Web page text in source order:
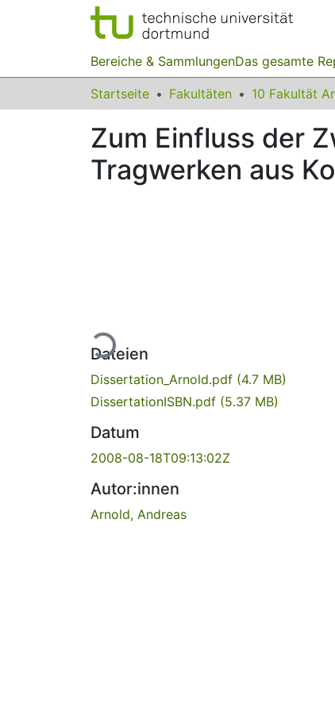
Bereiche & SammlungenDas gesamte
Startseite Fakultäten
Zum Einfluss der
Tragwerken aus
Lade...
Dateien
Dissertation_Arnold.pdf (4.7 MB)
DissertationISBN.pdf (5.37 MB)
Datum
2008-08-18T09:13:02Z
Autor:innen
Arnold, Andreas